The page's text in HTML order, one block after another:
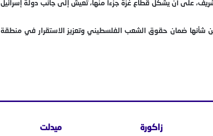
على حدود الرابع من يونيو 1967، وعاصمتها القدس الشريف، على أن يشكل قطاع غزة جزءاً منها، تعيش إلى جانب دولة إسرائيل
شأنها ضمان حقوق الشعب الفلسطيني وتعزيز الاستقرار في منطقة
زاكورة ميدلت